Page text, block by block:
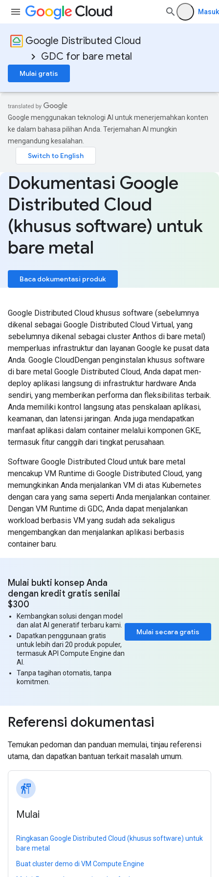
Masuk
Google Distributed Cloud
GDC for bare metal
Mulai gratis
Google menggunakan teknologi AI untuk menerjemahkan konten
ke dalam bahasa pilihan Anda. Terjemahan AI mungkin
mengandung kesalahan.
Dokumentasi Google
Distributed Cloud
(khusus software) untuk
bare metal
Baca dokumentasi produk
Google Distributed Cloud khusus software (sebelumnya
dikenal sebagai Google Distributed Cloud Virtual, yang
sebelumnya dikenal sebagai cluster Anthos di bare metal)
memperluas infrastruktur dan layanan Google ke pusat data
Anda. Google CloudDengan penginstalan khusus software
di bare metal Google Distributed Cloud, Anda dapat men-
deploy aplikasi langsung di infrastruktur hardware Anda
sendiri, yang memberikan performa dan fleksibilitas terbaik.
Anda memiliki kontrol langsung atas penskalaan aplikasi,
keamanan, dan latensi jaringan. Anda juga mendapatkan
manfaat aplikasi dalam container melalui komponen GKE,
termasuk fitur canggih dari tingkat perusahaan.
Software Google Distributed Cloud untuk bare metal
mencakup VM Runtime di Google Distributed Cloud, yang
memungkinkan Anda menjalankan VM di atas Kubernetes
dengan cara yang sama seperti Anda menjalankan container.
Dengan VM Runtime di GDC, Anda dapat menjalankan
workload berbasis VM yang sudah ada sekaligus
mengembangkan dan menjalankan aplikasi berbasis
container baru.
Mulai secara gratis
Mulai bukti konsep Anda
dengan kredit gratis senilai
$300
Kembangkan solusi dengan model
dan alat AI generatif terbaru kami.
Dapatkan penggunaan gratis
untuk lebih dari 20 produk populer,
termasuk API Compute Engine dan
AI.
Tanpa tagihan otomatis, tanpa
komitmen.
Referensi dokumentasi
Temukan pedoman dan panduan memulai, tinjau referensi
utama, dan dapatkan bantuan terkait masalah umum.
follow_the_signs
Mulai
Ringkasan Google Distributed Cloud (khusus software) untuk
bare metal
Buat cluster demo di VM Compute Engine